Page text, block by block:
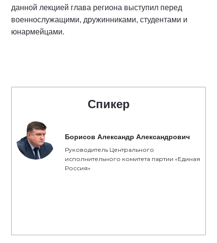
данной лекцией глава региона выступил перед
военнослужащими, дружинниками, студентами и
юнармейцами.
Спикер
Борисов Александр Александрович
Руководитель Центрального
исполнительного комитета партии «Единая
Россия»